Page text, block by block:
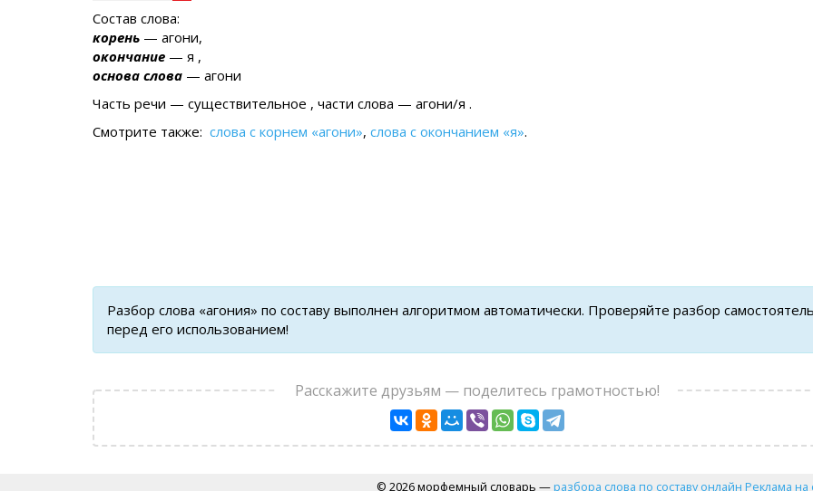
Состав слова:
корень — агони,
окончание — я ,
основа слова — агони
Часть речи — существительное , части слова — агони/я .
Смотрите также: слова с корнем «агони», слова с окончанием «я».
Разбор слова «агония» по составу выполнен алгоритмом автоматически. Проверяйте разбор
перед его использованием!
Расскажите друзьям — поделитесь грамотностью!
© 2026 морфемный словарь —разбора слова по составу онлайн Реклама на